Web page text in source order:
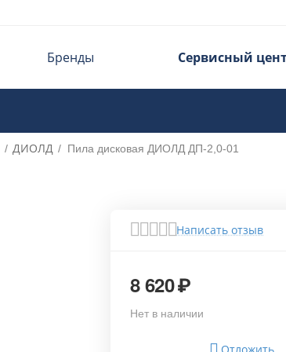
Бренды Сервисный
/ ДИОЛД / Пила дисковая ДИОЛД ДП-2,0-01
Написать отзыв
8 620₽
Нет в наличии
Отложить